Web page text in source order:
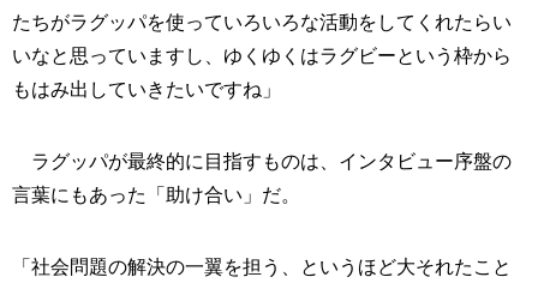
たちがラグッパを使っていろいろな活動をしてくれたらい
いなと思っていますし、ゆくゆくはラグビーという枠から
もはみ出していきたいですね」
ラグッパが最終的に目指すものは、インタビュー序盤の
言葉にもあった「助け合い」だ。
「社会問題の解決の一翼を担う、というほど大それたこと